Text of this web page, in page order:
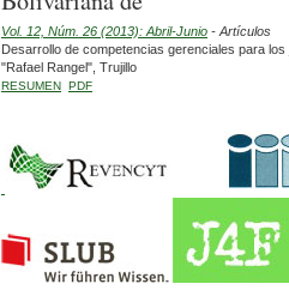
Vol. 12, Núm. 26 (2013): Abril-Junio - Artículos
Desarrollo de competencias gerenciales para
"Rafael Rangel", Trujillo
RESUMEN PDF